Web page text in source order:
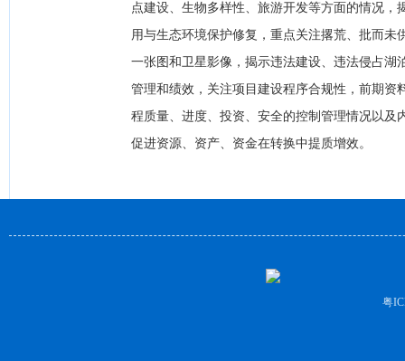
点建设、生物多样性、旅游开发等方面的情况
用与生态环境保护修复，重点关注撂荒、批而
一张图和卫星影像，揭示违法建设、违法侵占
管理和绩效，关注项目建设程序合规性，前期
程质量、进度、投资、安全的控制管理情况以
促进资源、资产、资金在转换中提质增效。
粤